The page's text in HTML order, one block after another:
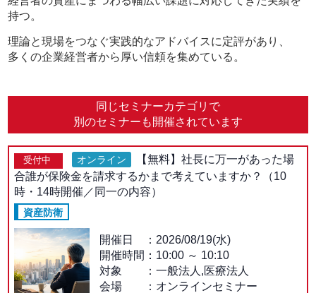
持つ。
理論と現場をつなぐ実践的なアドバイスに定評があり、
多くの企業経営者から厚い信頼を集めている。
同じセミナーカテゴリで
別のセミナーも開催されています
受付中 オンライン
【無料】社長に万一があった場
合誰が保険金を請求するかまで考えていますか？（10
時・14時開催／同一の内容）
資産防衛
開催日
2026/08/19(水)
開催時間： 10:00～ 10:10
対象
一般法人,医療法人
会場
オンラインセミナー